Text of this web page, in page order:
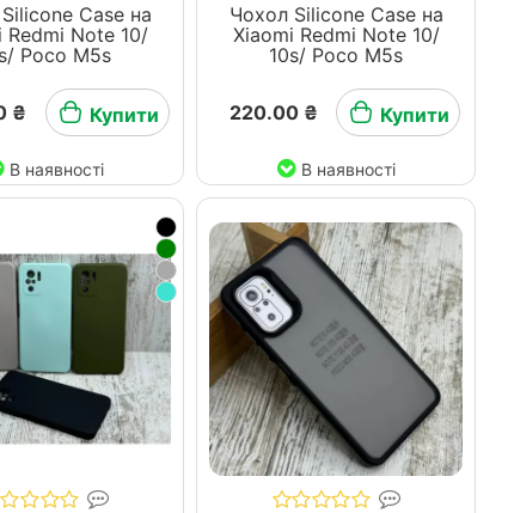
Case на
Redmi Note 10/
Poco M5s
₴ Купити
В наявності
Чохол Silicone Case на
Xiaomi Redmi Note 10/
10s/ Poco M5s
220.00 ₴ Купити
В наявності